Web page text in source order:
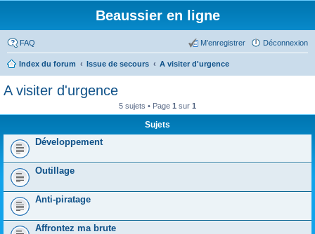
Beaussier en ligne
FAQ Déconnexion
M’enregistrer
Index du forum Issue de secours A visiter d'urgence
A visiter d'urgence
5 sujets • Page 1 sur 1
Sujets
Développement
Outillage
Anti-piratage
Affrontez ma brute